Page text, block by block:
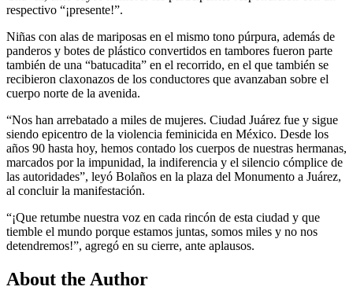
respectivo “¡presente!”.
Niñas con alas de mariposas en el mismo tono púrpura, además de
panderos y botes de plástico convertidos en tambores fueron parte
también de una “batucadita” en el recorrido, en el que también se
recibieron claxonazos de los conductores que avanzaban sobre el
cuerpo norte de la avenida.
“Nos han arrebatado a miles de mujeres. Ciudad Juárez fue y sigue
siendo epicentro de la violencia feminicida en México. Desde los
años 90 hasta hoy, hemos contado los cuerpos de nuestras hermanas,
marcados por la impunidad, la indiferencia y el silencio cómplice de
las autoridades”, leyó Bolaños en la plaza del Monumento a Juárez,
al concluir la manifestación.
“¡Que retumbe nuestra voz en cada rincón de esta ciudad y que
tiemble el mundo porque estamos juntas, somos miles y no nos
detendremos!”, agregó en su cierre, ante aplausos.
About the Author